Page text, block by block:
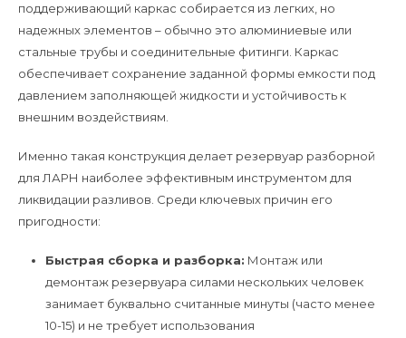
поддерживающий каркас собирается из легких, но
надежных элементов – обычно это алюминиевые или
стальные трубы и соединительные фитинги. Каркас
обеспечивает сохранение заданной формы емкости под
давлением заполняющей жидкости и устойчивость к
внешним воздействиям.
Именно такая конструкция делает резервуар разборной
для ЛАРН наиболее эффективным инструментом для
ликвидации разливов. Среди ключевых причин его
пригодности:
Быстрая сборка и разборка: Монтаж или
демонтаж резервуара силами нескольких человек
занимает буквально считанные минуты (часто менее
10-15) и не требует использования